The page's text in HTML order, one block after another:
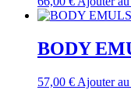
BODY
57,00 € Ajouter